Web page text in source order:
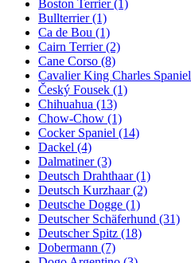
Boston Terrier(1)
Bullterrier(1)
Ca de Bou (1)
Cairn Terrier(2)
Cane Corso (8)
Cavalier King Charles Spaniel
Český Fousek (1)
Chihuahua (13)
Chow-Chow (1)
Cocker Spaniel (14)
Dackel (4)
Dalmatiner(3)
Deutsch Drahthaar(1)
Deutsch Kurzhaar(2)
Deutsche Dogge (1)
Deutscher Schäferhund (31)
Deutscher Spitz (18)
Dobermann (7)